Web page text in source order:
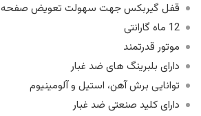
قفل گیربکس جهت سهولت تعویض صفحه
12 ماه گارانتی
موتور قدرتمند
دارای بلبرینگ های ضد غبار
توانایی برش آهن، استیل و آلومینیوم
دارای کلید صنعتی ضد غبار